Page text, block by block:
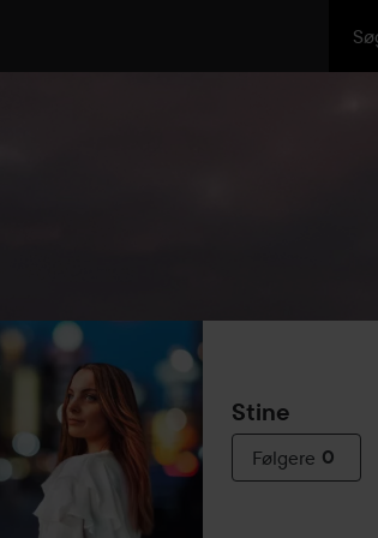
Stine
Følgere 0